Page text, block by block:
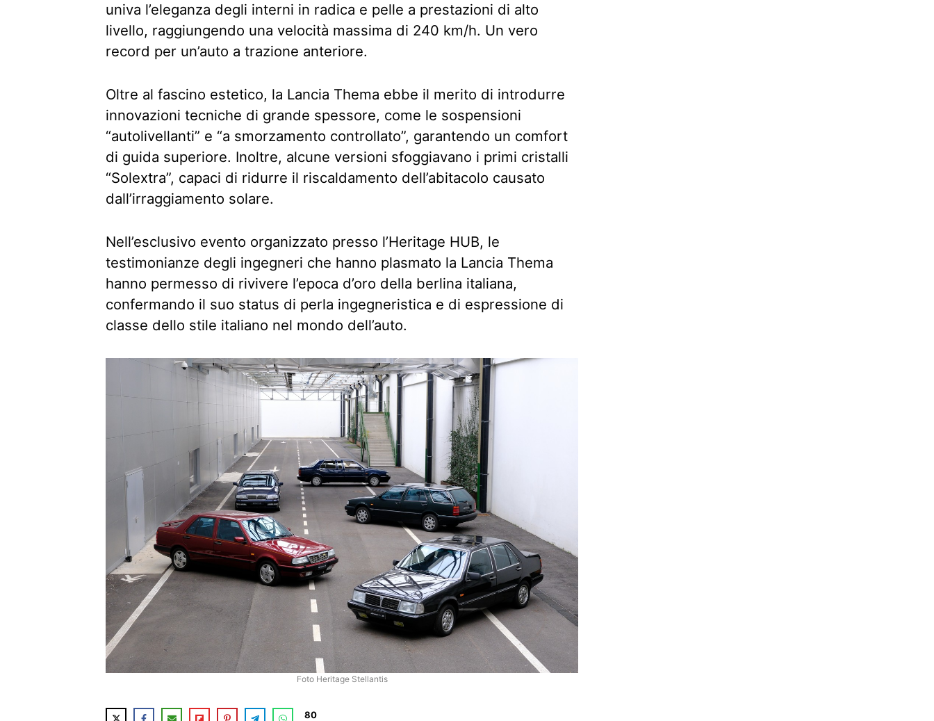
univa l’eleganza degli interni in radica e pelle a prestazioni di alto
livello, raggiungendo una velocità massima di 240 km/h. Un vero
record per un’auto a trazione anteriore.
Oltre al fascino estetico, la Lancia Thema ebbe il merito di introdurre
innovazioni tecniche di grande spessore, come le sospensioni
“autolivellanti” e “a smorzamento controllato”, garantendo un comfort
di guida superiore. Inoltre, alcune versioni sfoggiavano i primi cristalli
“Solextra”, capaci di ridurre il riscaldamento dell’abitacolo causato
dall’irraggiamento solare.
Nell’esclusivo evento organizzato presso l’Heritage HUB, le
testimonianze degli ingegneri che hanno plasmato la Lancia Thema
hanno permesso di rivivere l’epoca d’oro della berlina italiana,
confermando il suo status di perla ingegneristica e di espressione di
classe dello stile italiano nel mondo dell’auto.
Foto Heritage Stellantis
80